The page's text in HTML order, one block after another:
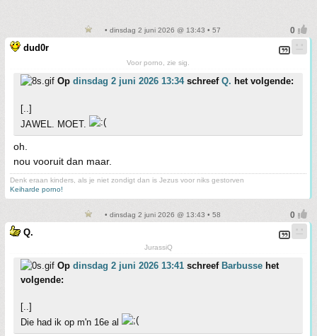
• dinsdag 2 juni 2026 @ 13:43 • 57
dud0r
Voor porno, zie sig.
Op dinsdag 2 juni 2026 13:34schreef Q. het volgende:
[..]
JAWEL. MOET.
oh.
nou vooruit dan maar.
Denk eraan kinders, als je niet zondigt dan is Jezus voor niks gestorven
Keiharde porno!
• dinsdag 2 juni 2026 @ 13:43 • 58
Q.
JurassiQ
Op dinsdag 2 juni 2026 13:41 schreef Barbusse het
volgende:
[..]
Die had ik op m'n 16e al